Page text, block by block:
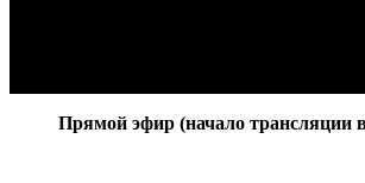
Прямой эфир (начало трансляции